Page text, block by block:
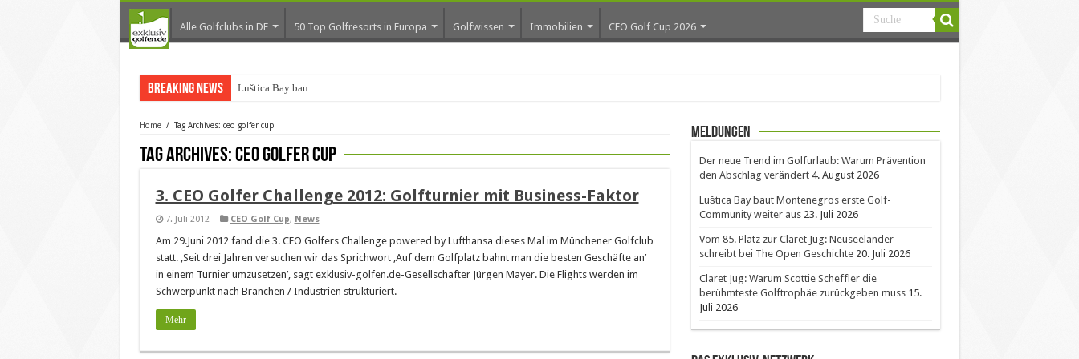
Alle Golfclubs in DE 50 Top Golfresorts in Europa Golfwissen Immobilien CEO Golf Cup 2026
Breaking News Luštica Bay baut Monte
Home / Tag Archives: ceo golfer cup
Tag Archives:ceo golfer cup
3. CEO Golfer Challenge 2012: Golfturnier mit Business-Faktor
7. Juli 2012 CEO Golf Cup, News
Am 29.Juni 2012 fand die 3. CEO Golfers Challenge powered by Lufthansa dieses Mal im Münchener Golfclub
statt. ‚Seit drei Jahren versuchen wir das Sprichwort ‚Auf dem Golfplatz bahnt man die besten Geschäfte an’
in einem Turnier umzusetzen’, sagt exklusiv-golfen.de-Gesellschafter Jürgen Mayer. Die Flights werden im
Schwerpunkt nach Branchen / Industrien strukturiert.
Mehr
Meldungen
Der neue Trend im Golfurlaub: Warum Prävention
den Abschlag verändert 4. August 2026
Luštica Bay baut Montenegros erste Golf-
Community weiter aus 23. Juli 2026
Vom 85. Platz zur Claret Jug: Neuseeländer
schreibt bei The Open Geschichte 20. Juli 2026
Claret Jug: Warum Scottie Scheffler die
berühmteste Golftrophäe zurückgeben muss 15.
Juli 2026